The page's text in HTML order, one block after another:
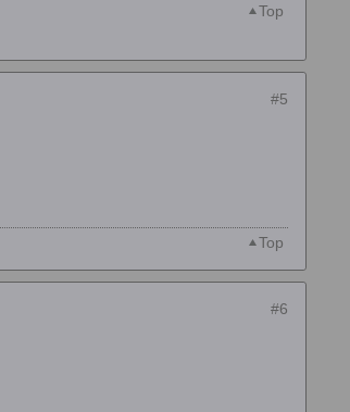
Top
#5
Top
#6